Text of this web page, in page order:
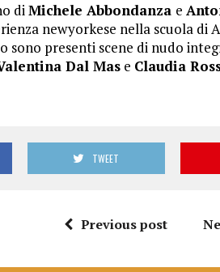
diMichele Abbondanza e
newyorkese nella scuola di
sono presenti scene di nudo
Dal Mas e Claudia
TWEET
Previous post